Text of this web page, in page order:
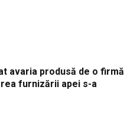
avaria produsă de o firmă
furnizării apei s-a